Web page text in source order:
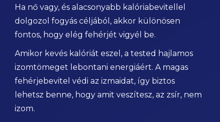
Ha nő vagy, és alacsonyabb kalóriabevitellel
dolgozol fogyás céljából, akkor különösen
fontos, hogy elég fehérjét vigyél be.
Amikor kevés kalóriát eszel, a tested hajlamos
izomtömeget lebontani energiáért. A magas
fehérjebevitel védi az izmaidat, így biztos
lehetsz benne, hogy amit veszítesz, az zsír, nem
izom.